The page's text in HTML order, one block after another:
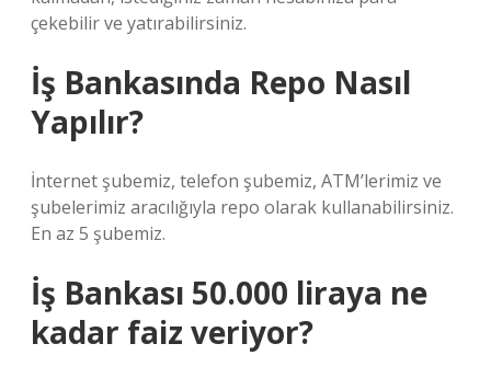
çekebilir ve yatırabilirsiniz.
İş Bankasında Repo Nasıl
Yapılır?
İnternet şubemiz, telefon şubemiz, ATM’lerimiz ve
şubelerimiz aracılığıyla repo olarak kullanabilirsiniz.
En az 5 şubemiz.
İş Bankası 50.000 liraya ne
kadar faiz veriyor?